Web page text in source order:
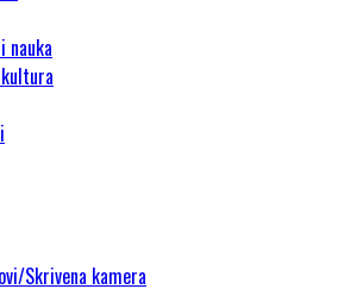
nauka
Skrivena kamera